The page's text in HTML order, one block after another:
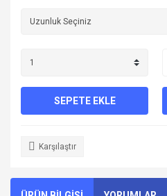
SEPETE EKLE
Karşılaştır